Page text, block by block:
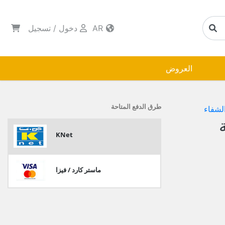
دخول / تسجيل
العروض
طرق الدفع المتاحة
KNet
ماستر كارد / فيزا